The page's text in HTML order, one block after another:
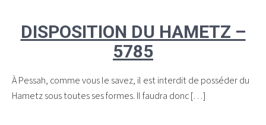
DISPOSITION DU HAMETZ –
5785
À Pessah, comme vous le savez, il est interdit de posséder du
Hametz sous toutes ses formes. Il faudra donc […]